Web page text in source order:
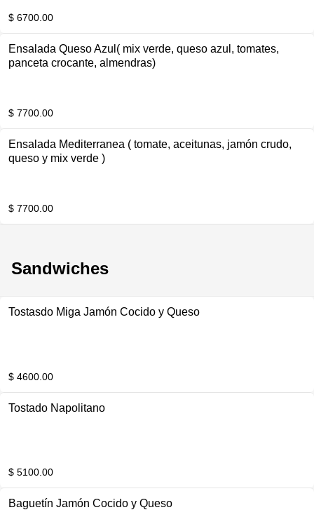
$ 6700.00
Ensalada Queso Azul( mix verde, queso azul, tomates,
panceta crocante, almendras)
$ 7700.00
Ensalada Mediterranea ( tomate, aceitunas, jamón crudo,
queso y mix verde )
$ 7700.00
Sandwiches
Tostasdo Miga Jamón Cocido y Queso
$ 4600.00
Tostado Napolitano
$ 5100.00
Baguetín Jamón Cocido y Queso